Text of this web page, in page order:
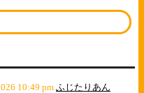
10:49 pm ふじたりあん